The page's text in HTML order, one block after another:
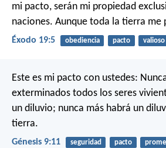
mi pacto, serán mi propiedad
naciones. Aunque toda la tierra me
Éxodo 19:5 obediencia pacto valioso
Este es mi pacto con ustedes:
exterminados todos los seres
un diluvio; nunca más habrá un
tierra.
Génesis 9:11 seguridad pacto